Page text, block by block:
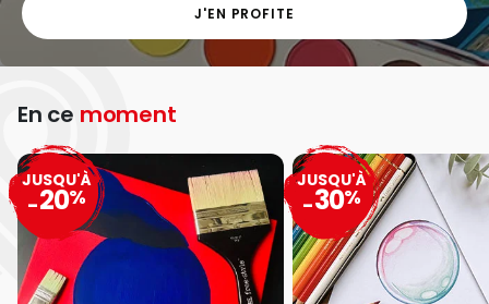
J'EN PROFITE
En ce moment
JUSQU'À
-20%
JUSQU'À
-30%